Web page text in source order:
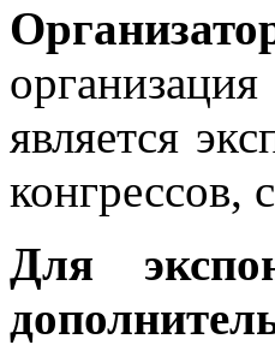
является
конгрессов,
Для